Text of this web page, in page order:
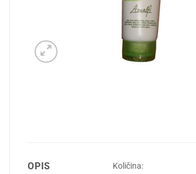
OPIS Količina: